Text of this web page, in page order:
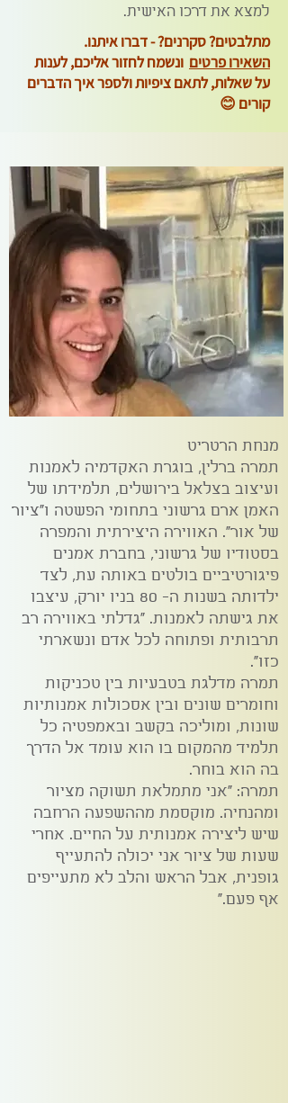
למצא את דרכו האישית.
מתלבטים? סקרנים? - דברו איתנו.
השאירו פרטים ונשמח לחזור אליכם, לענות
על שאלות, לתאם ציפיות ולספר איך הדברים
קורים 😊
מנחת הרטריט
תמרה ברלין, בוגרת האקדמיה לאמנות
ועיצוב בצלאל בירושלים, תלמידתו של
האמן ארם גרשוני בתחומי הפשטה ו"ציור
של אור". האווירה היצירתית והמפרה
בסטודיו של גרשוני, בחברת אמנים
פיגורטיביים בולטים באותה עת, לצד
ילדותה בשנות ה- 80 בניו יורק, עיצבו
את גישתה לאמנות. "גדלתי באווירה רב
תרבותית ופתוחה לכל אדם ונשארתי
כזו".
תמרה מדלגת בטבעיות בין טכניקות
וחומרים שונים ובין אסכולות אמנותיות
שונות, ומוליכה בקשב ובאמפטיה כל
תלמיד מהמקום בו הוא עומד אל הדרך
בה הוא בוחר.
תמרה: "אני מתמלאת תשוקה מציור
ומהנחיה. מוקסמת מההשפעה הרחבה
שיש ליצירה אמנותית על החיים. אחרי
שעות של ציור אני יכולה להתעייף
גופנית, אבל הראש והלב לא מתעייפים
אף פעם."